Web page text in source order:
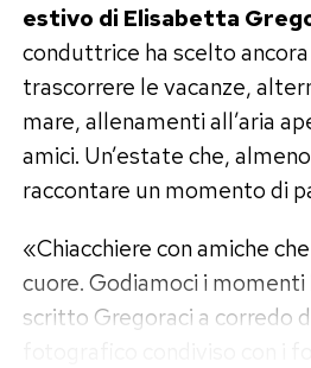
estivo di Elisabetta
conduttrice ha scelto
trascorrere le vacanze,
mare, allenamenti all’aria
amici. Un’estate che,
raccontare un momento di
«Chiacchiere con amiche
cuore. Godiamoci i momenti
scritto Gregoraci a corredo